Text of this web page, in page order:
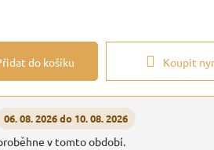
do košíku Koupit
06. 08. 2026 do 10. 08. 2026
v tomto období.